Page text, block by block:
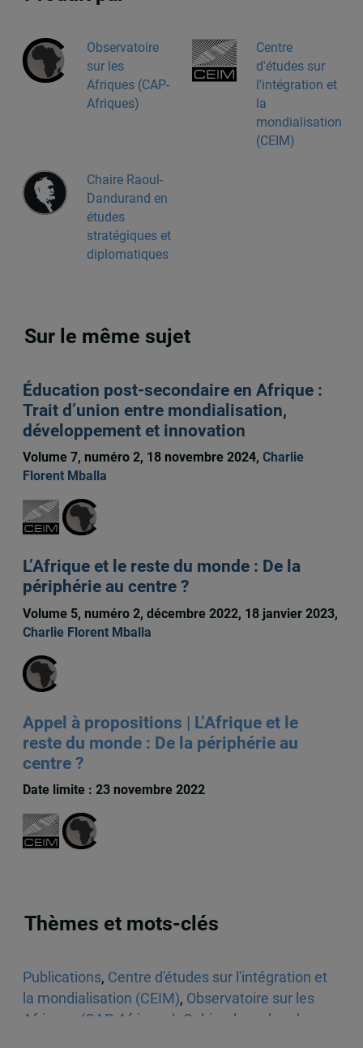
Observatoire
sur les
Afriques (CAP-
Afriques)
Centre
d'études sur
l'intégration et
la
mondialisation
(CEIM)
Chaire Raoul-
Dandurand en
études
stratégiques et
diplomatiques
Sur le même sujet
Éducation post-secondaire en Afrique :
Trait d’union entre mondialisation,
développement et innovation
Volume 7, numéro 2, 18 novembre 2024, Charlie
Florent Mballa
L’Afrique et le reste du monde : De la
périphérie au centre ?
Volume 5, numéro 2, décembre 2022, 18 janvier 2023,
Charlie Florent Mballa
Appel à propositions | L’Afrique et le
reste du monde : De la périphérie au
centre ?
Date limite : 23 novembre 2022
Thèmes et mots-clés
Publications, Centre d'études sur l'intégration et
la mondialisation (CEIM), Observatoire sur les
Afriques (CAP-Afriques) Cahier de recherche